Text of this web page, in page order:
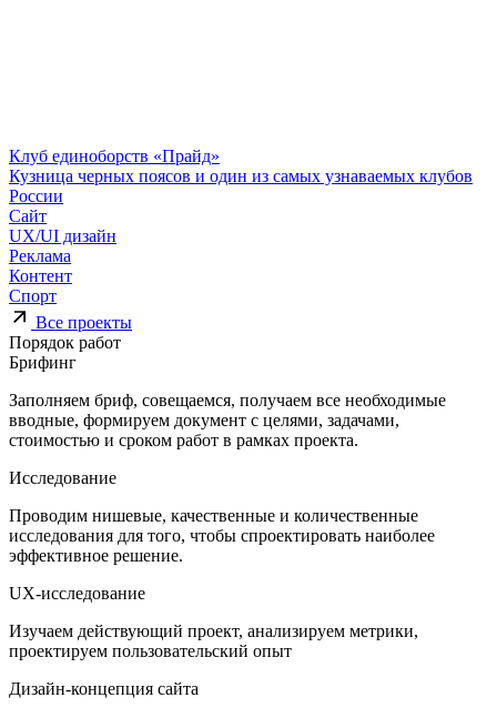
Клуб единоборств «Прайд»
Кузница черных поясов и один из самых узнаваемых клубов
России
Сайт
UX/UI дизайн
Реклама
Контент
Спорт
Все проекты
Порядок работ
Брифинг
Заполняем бриф, совещаемся, получаем все необходимые
вводные, формируем документ с целями, задачами,
стоимостью и сроком работ в рамках проекта.
Исследование
Проводим нишевые, качественные и количественные
исследования для того, чтобы спроектировать наиболее
эффективное решение.
UX-исследование
Изучаем действующий проект, анализируем метрики,
проектируем пользовательский опыт
Дизайн-концепция сайта